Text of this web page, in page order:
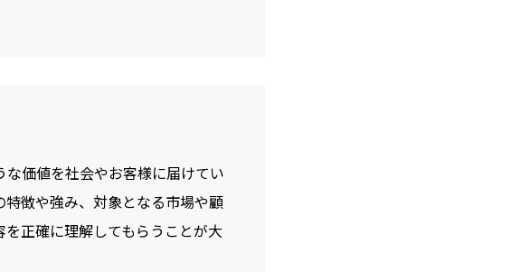
価値を社会やお客様に届けてい
徴や強み、対象となる市場や顧
正確に理解してもらうことが大